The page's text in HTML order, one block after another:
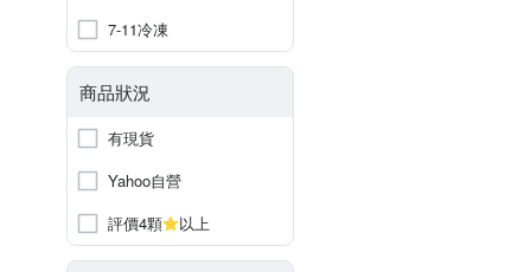
7-11冷凍
商品狀況
有現貨
Yahoo自營
評價4顆
以上